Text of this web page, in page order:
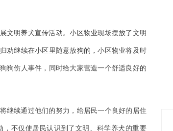
文明养犬宣传活动。小区物业现场摆放了文明
劝继续在小区里随意放狗的，小区物业将及时
狗伤人事件，同时给大家营造一个舒适良好的
继续通过他们的努力，给居民一个良好的居住
不仅使居民认识到了文明、科学养犬的重要